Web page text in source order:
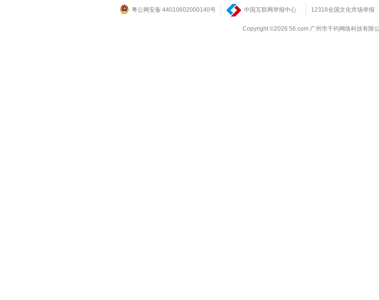
粤公网安备 44010602000140号
中国互联网举报中心 12318全国文化市场举报
Copyright ©2026 56.com 广州市千钧网络科技有限